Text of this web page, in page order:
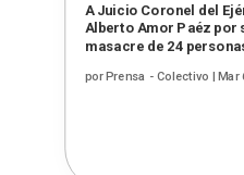
A Juicio Coronel del
Alberto Amor Paéz por
masacre de 24
porPrensa - Colectivo | Mar